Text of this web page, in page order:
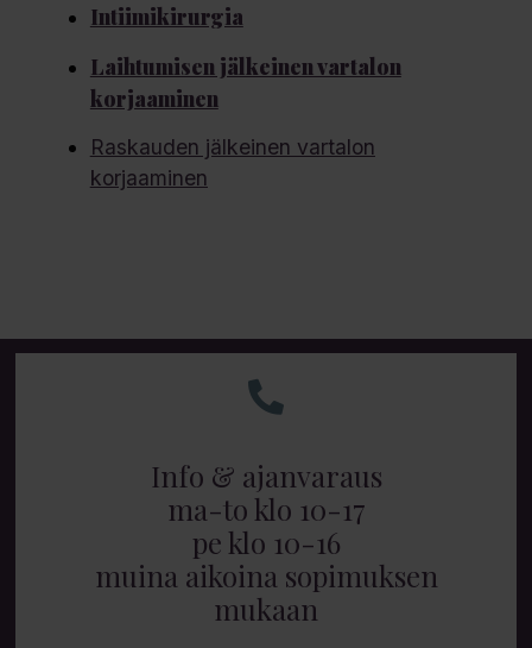
Intiimikirurgia
Laihtumisen jälkeinen vartalon
korjaaminen
Raskauden jälkeinen vartalon
korjaaminen
Info & ajanvaraus
ma-to klo 10-17
pe klo 10-16
muina aikoina sopimuksen
mukaan